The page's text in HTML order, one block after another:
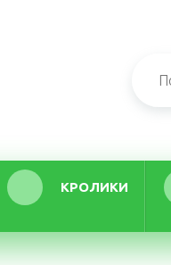
КРОЛИКИ